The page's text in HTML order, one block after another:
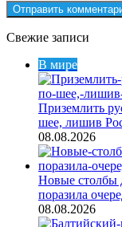
Свежие записи
В мире
Приземлить
шее, лишив
08.08.2026
Новые столбы
поразила
08.08.2026